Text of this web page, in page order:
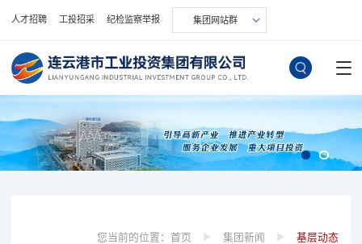
人才招聘 工投招采 纪检监察举报 集团网站群
您当前的位置： 首页 集团新闻 基层动态